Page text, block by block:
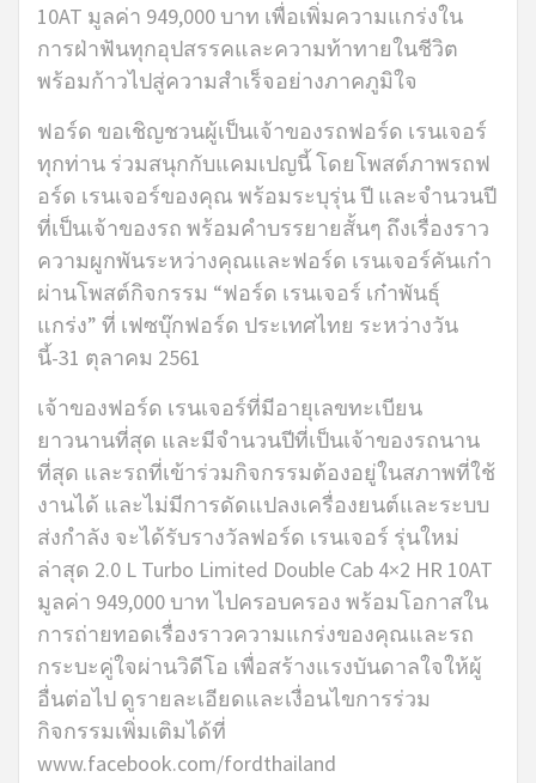
10AT มูลค่า 949,000 บาท เพื่อเพิ่มความแกร่งใน
การฝ่าฟันทุกอุปสรรคและความท้าทายในชีวิต
พร้อมก้าวไปสู่ความสำเร็จอย่างภาคภูมิใจ
ฟอร์ด ขอเชิญชวนผู้เป็นเจ้าของรถฟอร์ด เรนเจอร์
ทุกท่าน ร่วมสนุกกับแคมเปญนี้ โดยโพสต์ภาพรถฟ
อร์ด เรนเจอร์ของคุณ พร้อมระบุรุ่น ปี และจำนวนปี
ที่เป็นเจ้าของรถ พร้อมคำบรรยายสั้นๆ ถึงเรื่องราว
ความผูกพันระหว่างคุณและฟอร์ด เรนเจอร์คันเก๋า
ผ่านโพสต์กิจกรรม “ฟอร์ด เรนเจอร์ เก๋าพันธุ์
แกร่ง” ที่ เฟซบุ๊กฟอร์ด ประเทศไทย ระหว่างวัน
นี้-31 ตุลาคม 2561
เจ้าของฟอร์ด เรนเจอร์ที่มีอายุเลขทะเบียน
ยาวนานที่สุด และมีจำนวนปีที่เป็นเจ้าของรถนาน
ที่สุด และรถที่เข้าร่วมกิจกรรมต้องอยู่ในสภาพที่ใช้
งานได้ และไม่มีการดัดแปลงเครื่องยนต์และระบบ
ส่งกำลัง จะได้รับรางวัลฟอร์ด เรนเจอร์ รุ่นใหม่
ล่าสุด 2.0 L Turbo Limited Double Cab 4×2 HR 10AT
มูลค่า 949,000 บาท ไปครอบครอง พร้อมโอกาสใน
การถ่ายทอดเรื่องราวความแกร่งของคุณและรถ
กระบะคู่ใจผ่านวิดีโอ เพื่อสร้างแรงบันดาลใจให้ผู้
อื่นต่อไป ดูรายละเอียดและเงื่อนไขการร่วม
กิจกรรมเพิ่มเติมได้ที่
www.facebook.com/fordthailand